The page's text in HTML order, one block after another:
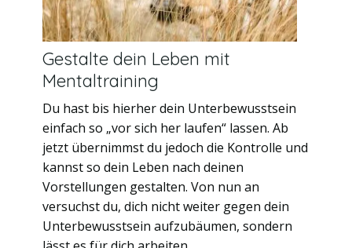
Gestalte dein Leben mit
Mentaltraining
Du hast bis hierher dein Unterbewusstsein
einfach so „vor sich her laufen“ lassen. Ab
jetzt übernimmst du jedoch die Kontrolle und
kannst so dein Leben nach deinen
Vorstellungen gestalten. Von nun an
versuchst du, dich nicht weiter gegen dein
Unterbewusstsein aufzubäumen, sondern